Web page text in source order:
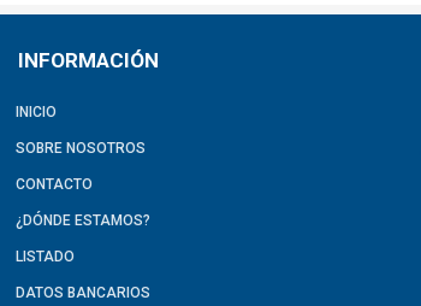
INFORMACIÓN
INICIO
SOBRE NOSOTROS
CONTACTO
¿DÓNDE ESTAMOS?
LISTADO
DATOS BANCARIOS